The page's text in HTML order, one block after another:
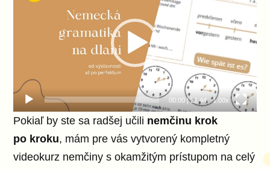
00:00|21:44 1.00x
Pokiaľ by ste sa radšej učili nemčinu krok
po kroku, mám pre vás vytvorený kompletný
videokurz nemčiny s okamžitým prístupom na celý